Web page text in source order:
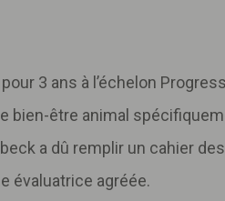
3 ans à l’échelon
bien-être animal
a dû remplir un cahier
évaluatrice agréée.